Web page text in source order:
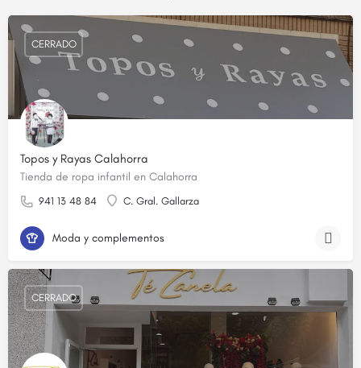
Topos y Rayas Calahorra
Tienda de ropa infantil en Calahorra
941 13 48 84 C. Gral. Gallarza
CERRADO
Moda y complementos
CERRADO